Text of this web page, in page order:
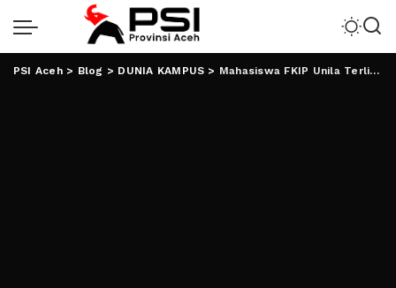
PSI Aceh> Blog > DUNIA KAMPUS > Mahasiswa FKIP Unila Terlibat dalam Program SEA Teacher untuk Peningkatan Pendidikan dan Budaya